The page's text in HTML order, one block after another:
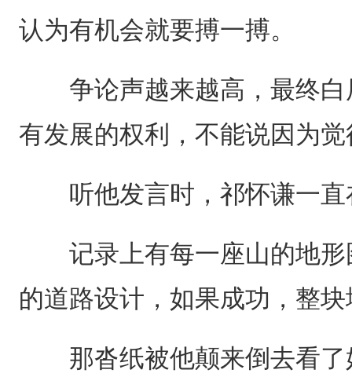
认为有机会就要搏一搏。
争论声越来越高，最终白
有发展的权利，不能说因为
听他发言时，祁怀谦一直
记录上有每一座山的地形
的道路设计，如果成功，整
那沓纸被他颠来倒去看了